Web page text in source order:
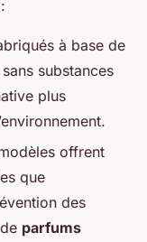
à base de
substances
plus
offrent
que
des
parfums